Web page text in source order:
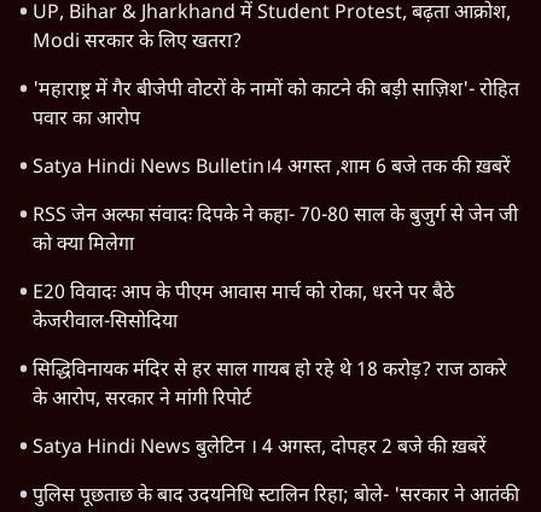
UP, Bihar & Jharkhand में Student Protest, बढ़ता आक्रोश,
Modi सरकार के लिए खतरा?
'महाराष्ट्र में गैर बीजेपी वोटरों के नामों को काटने की बड़ी साज़िश'- रोहित
पवार का आरोप
Satya Hindi News Bulletin।4 अगस्त ,शाम 6 बजे तक की ख़बरें
RSS जेन अल्फा संवादः दिपके ने कहा- 70-80 साल के बुजुर्ग से जेन जी
को क्या मिलेगा
E20 विवादः आप के पीएम आवास मार्च को रोका, धरने पर बैठे
केजरीवाल-सिसोदिया
सिद्धिविनायक मंदिर से हर साल गायब हो रहे थे 18 करोड़? राज ठाकरे
के आरोप, सरकार ने मांगी रिपोर्ट
Satya Hindi News बुलेटिन । 4 अगस्त, दोपहर 2 बजे की ख़बरें
पुलिस पूछताछ के बाद उदयनिधि स्टालिन रिहा; बोले- 'सरकार ने आतंकी